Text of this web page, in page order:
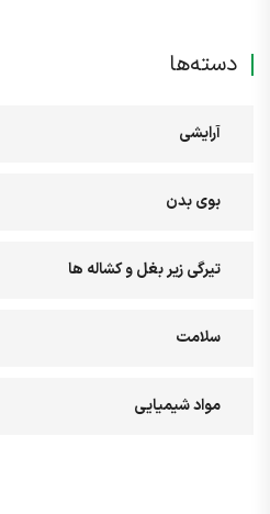
دسته‌ها
آرایشی
بوی بدن
تیرگی زیر بغل و کشاله ها
سلامت
مواد شیمیایی